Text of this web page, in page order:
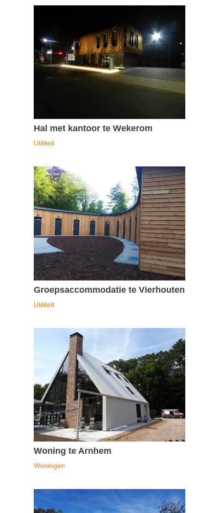
Hal met kantoor te Wekerom
Utiliteit
Groepsaccommodatie te Vierhouten
Utiliteit
Woning te Arnhem
Woningen